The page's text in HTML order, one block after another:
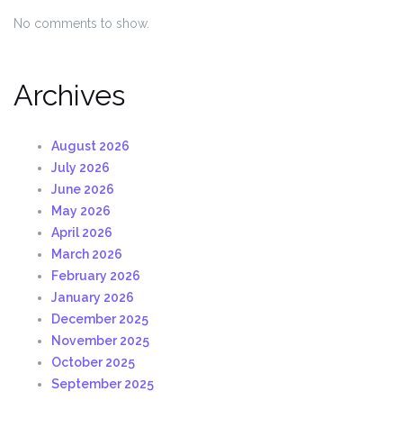
No comments to show.
Archives
August 2026
July 2026
June 2026
May 2026
April 2026
March 2026
February 2026
January 2026
December 2025
November 2025
October 2025
September 2025